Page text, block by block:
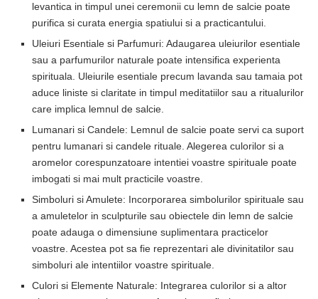
levantica in timpul unei ceremonii cu lemn de salcie poate
purifica si curata energia spatiului si a practicantului.
Uleiuri Esentiale si Parfumuri: Adaugarea uleiurilor esentiale
sau a parfumurilor naturale poate intensifica experienta
spirituala. Uleiurile esentiale precum lavanda sau tamaia pot
aduce liniste si claritate in timpul meditatiilor sau a ritualurilor
care implica lemnul de salcie.
Lumanari si Candele: Lemnul de salcie poate servi ca suport
pentru lumanari si candele rituale. Alegerea culorilor si a
aromelor corespunzatoare intentiei voastre spirituale poate
imbogati si mai mult practicile voastre.
Simboluri si Amulete: Incorporarea simbolurilor spirituale sau
a amuletelor in sculpturile sau obiectele din lemn de salcie
poate adauga o dimensiune suplimentara practicelor
voastre. Acestea pot sa fie reprezentari ale divinitatilor sau
simboluri ale intentiilor voastre spirituale.
Culori si Elemente Naturale: Integrarea culorilor si a altor